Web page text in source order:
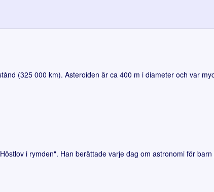
(325 000 km). Asteroiden är ca 400 m i diameter och var
i rymden". Han berättade varje dag om astronomi för